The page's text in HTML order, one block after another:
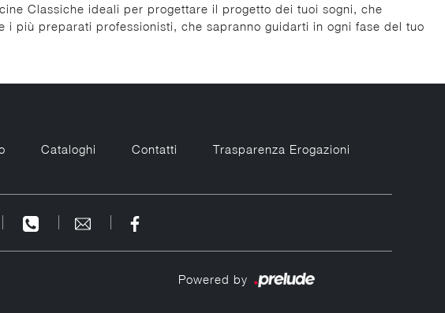
Classiche ideali per progettare il progetto dei tuoi sogni, che
i più preparati professionisti, che sapranno guidarti in ogni fase del tuo
Cataloghi Contatti
Trasparenza Erogazioni
Powered by